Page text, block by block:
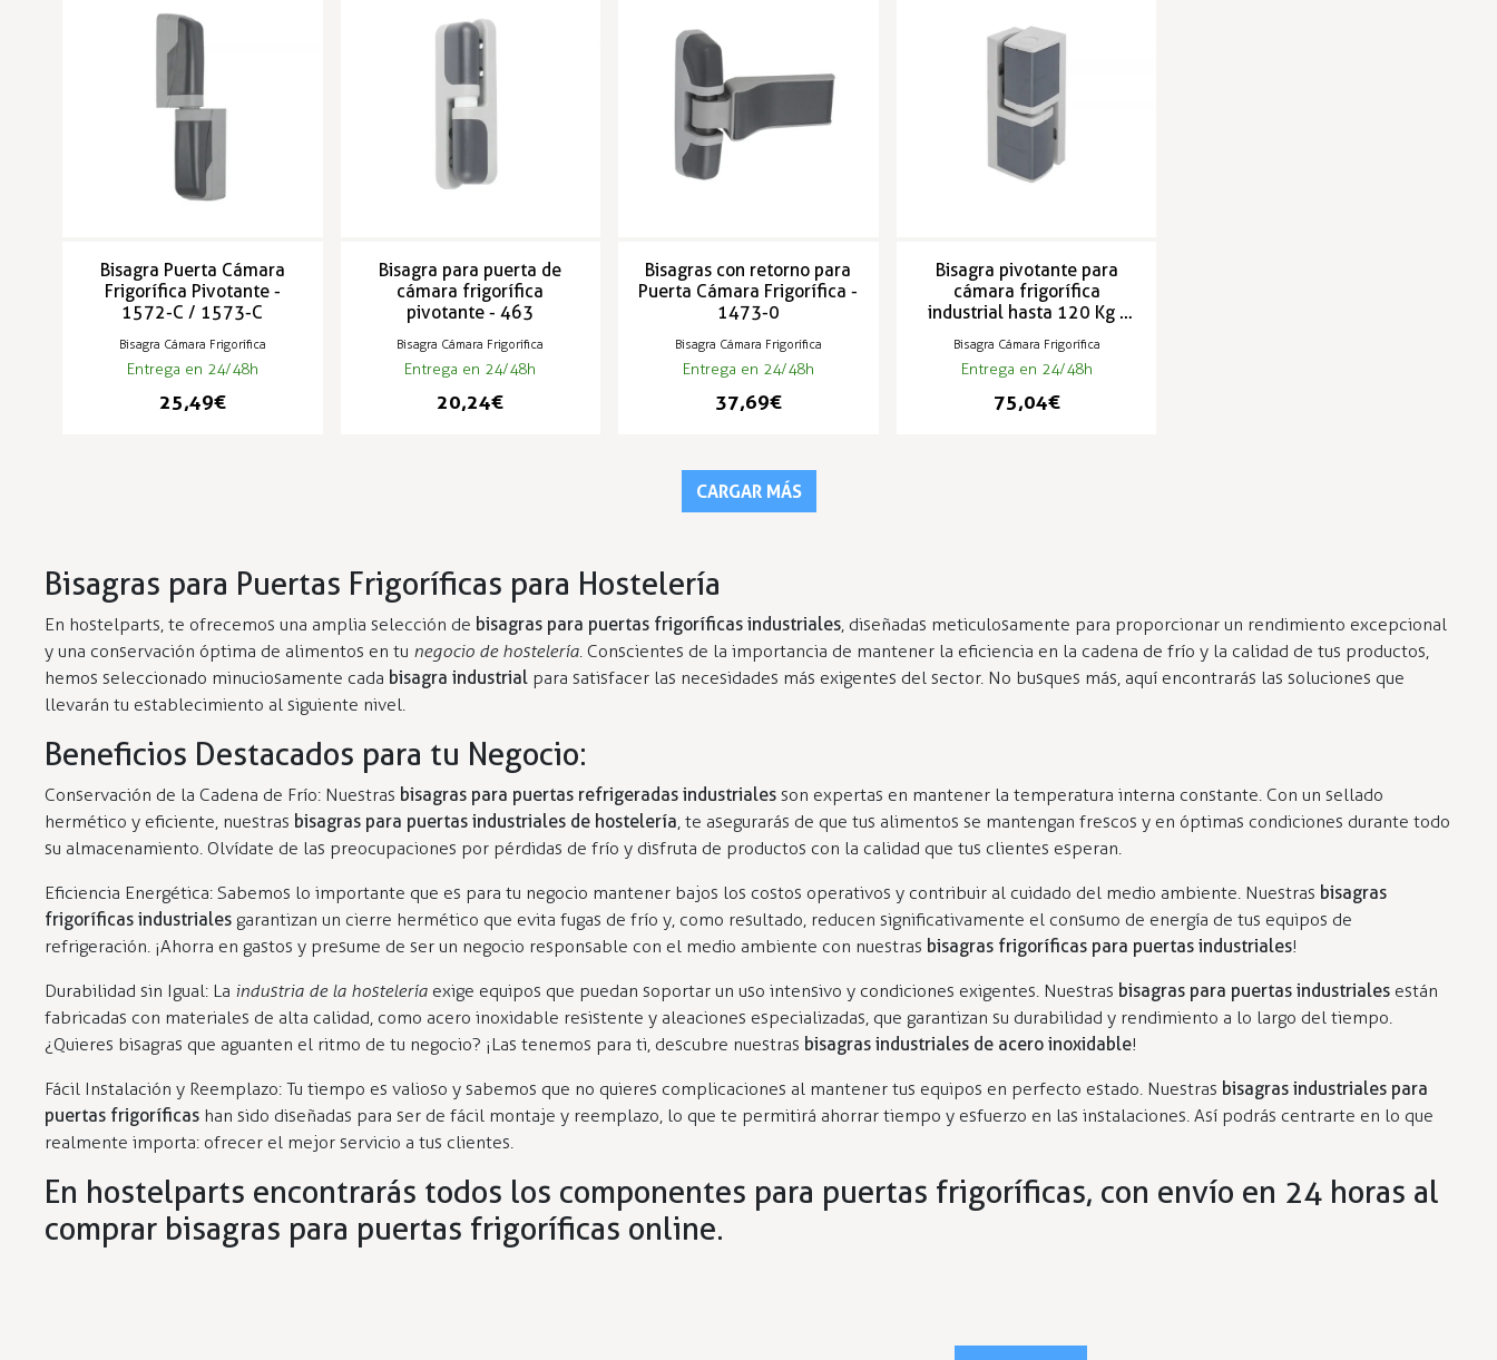
Bisagra Puerta Cámara
Frigorífica Pivotante -
1572-C / 1573-C
Bisagra Cámara Frigorífica
Entrega en 24/48h
25,49 €
Bisagra para puerta de
cámara frigorífica
pivotante - 463
Bisagra Cámara Frigorífica
Entrega en 24/48h
20,24 €
Bisagras con retorno para
Puerta Cámara Frigorífica -
1473-0
Bisagra Cámara Frigorífica
Entrega en 24/48h
37,69 €
Bisagra pivotante para
cámara frigorífica
industrial hasta 120 Kg -
Bisagra Cámara Frigorífica
Entrega en 24/48h
75,04 €
CARGAR MÁS
Bisagras para Puertas Frigoríficas para Hostelería
En hostelparts, te ofrecemos una amplia selección de bisagras para puertas frigoríficas industriales, diseñadas meticulosamente para proporcionar un rendimiento excepcional
y una conservación óptima de alimentos en tu negocio de hostelería. Conscientes de la importancia de mantener la eficiencia en la cadena de frío y la calidad de tus productos,
hemos seleccionado minuciosamente cada bisagra industrial para satisfacer las necesidades más exigentes del sector. No busques más, aquí encontrarás las soluciones que
llevarán tu establecimiento al siguiente nivel.
Beneficios Destacados para tu Negocio:
Conservación de la Cadena de Frío: Nuestras bisagras para puertas refrigeradas industriales son expertas en mantener la temperatura interna constante. Con un sellado
hermético y eficiente, nuestras bisagras para puertas industriales de hostelería, te asegurarás de que tus alimentos se mantengan frescos y en óptimas condiciones durante todo
su almacenamiento. Olvídate de las preocupaciones por pérdidas de frío y disfruta de productos con la calidad que tus clientes esperan.
Eficiencia Energética: Sabemos lo importante que es para tu negocio mantener bajos los costos operativos y contribuir al cuidado del medio ambiente. Nuestras bisagras
frigoríficas industriales garantizan un cierre hermético que evita fugas de frío y, como resultado, reducen significativamente el consumo de energía de tus equipos de
refrigeración. ¡Ahorra en gastos y presume de ser un negocio responsable con el medio ambiente con nuestras bisagras frigoríficas para puertas industriales!
Durabilidad sin Igual: La industria de la hostelería exige equipos que puedan soportar un uso intensivo y condiciones exigentes. Nuestras bisagras para puertas industriales están
fabricadas con materiales de alta calidad, como acero inoxidable resistente y aleaciones especializadas, que garantizan su durabilidad y rendimiento a lo largo del tiempo.
¿Quieres bisagras que aguanten el ritmo de tu negocio? ¡Las tenemos para ti, descubre nuestras bisagras industriales de acero inoxidable!
Fácil Instalación y Reemplazo: Tu tiempo es valioso y sabemos que no quieres complicaciones al mantener tus equipos en perfecto estado. Nuestras bisagras industriales para
puertas frigoríficas han sido diseñadas para ser de fácil montaje y reemplazo, lo que te permitirá ahorrar tiempo y esfuerzo en las instalaciones. Así podrás centrarte en lo que
realmente importa: ofrecer el mejor servicio a tus clientes.
En hostelparts encontrarás todos los componentes para puertas frigoríficas, con envío en 24 horas al
comprar bisagras para puertas frigoríficas online.